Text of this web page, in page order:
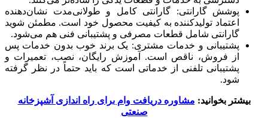
پوشش گارانتی: گارانتی کامل و طولانی‌مدت نشان‌دهنده
اعتماد تولیدکننده به کیفیت محصول خود است. مطمئن شوید
گارانتی شامل قطعات مصرفی و پشتیبانی فنی هم می‌شود.
پشتیبانی و خدمات مشتری: یک برند خوب بدون خدمات پس
از فروش، ناقص است. آموزش رایگان، نصب، تعمیرات و
پشتیبانی تلفنی از خدماتی است که باید حتماً در نظر گرفته
شود.
بیشتر بخوانید: مشاوره دریافت وام برای راه اندازی آشپزخانه
صنعتی